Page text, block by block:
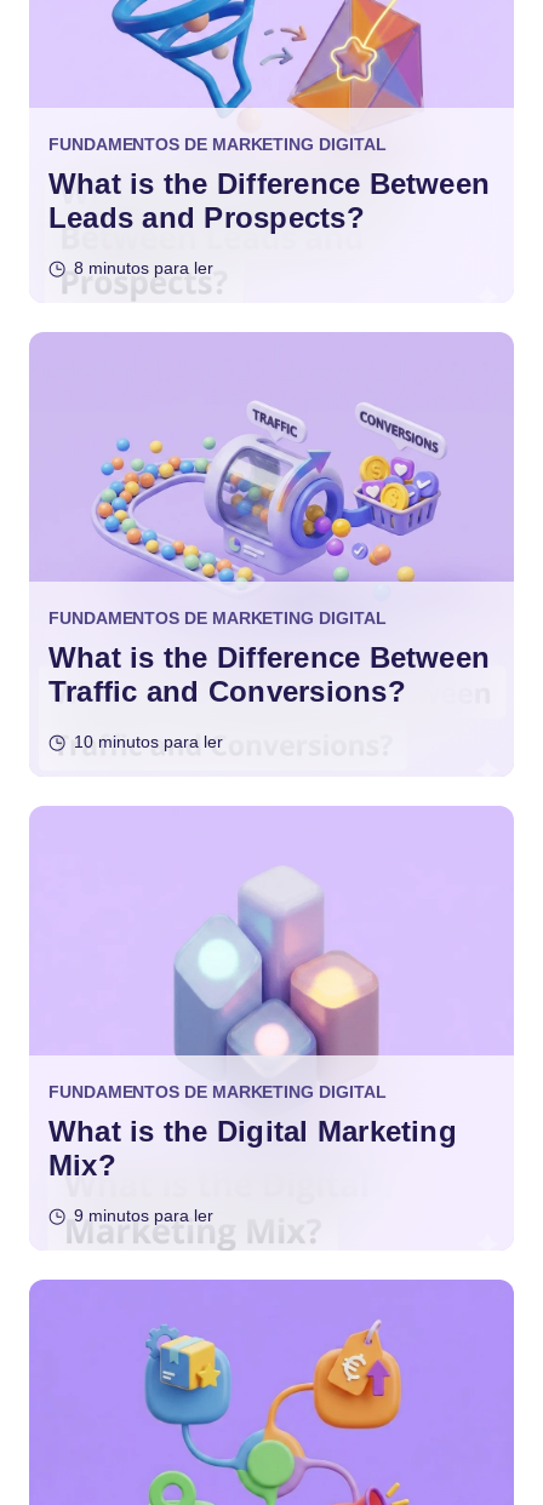
FUNDAMENTOS DE MARKETING DIGITAL
What is the Difference Between
Leads and Prospects?
8 minutos para ler
FUNDAMENTOS DE MARKETING DIGITAL
What is the Difference Between
Traffic and Conversions?
10 minutos para ler
FUNDAMENTOS DE MARKETING DIGITAL
What is the Digital Marketing
Mix?
9 minutos para ler